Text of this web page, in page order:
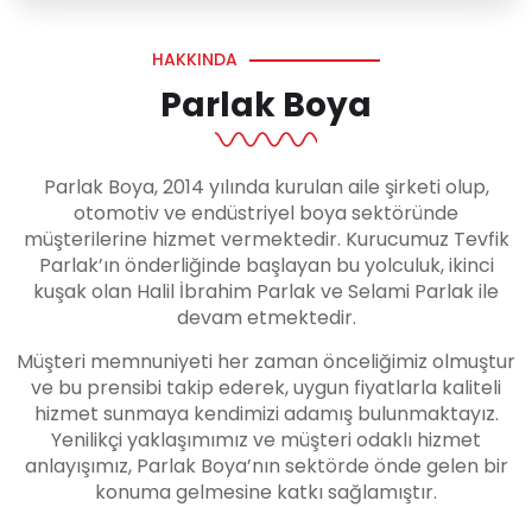
HAKKINDA
Parlak Boya
Parlak Boya, 2014 yılında kurulan aile şirketi olup,
otomotiv ve endüstriyel boya sektöründe
müşterilerine hizmet vermektedir. Kurucumuz Tevfik
Parlak’ın önderliğinde başlayan bu yolculuk, ikinci
kuşak olan Halil İbrahim Parlak ve Selami Parlak ile
devam etmektedir.
Müşteri memnuniyeti her zaman önceliğimiz olmuştur
ve bu prensibi takip ederek, uygun fiyatlarla kaliteli
hizmet sunmaya kendimizi adamış bulunmaktayız.
Yenilikçi yaklaşımımız ve müşteri odaklı hizmet
anlayışımız, Parlak Boya’nın sektörde önde gelen bir
konuma gelmesine katkı sağlamıştır.